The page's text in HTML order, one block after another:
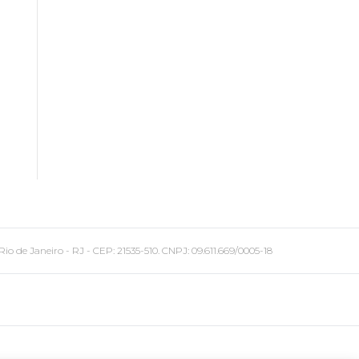
Janeiro - RJ - CEP: 21535-510. CNPJ: 09.611.669/0005-18